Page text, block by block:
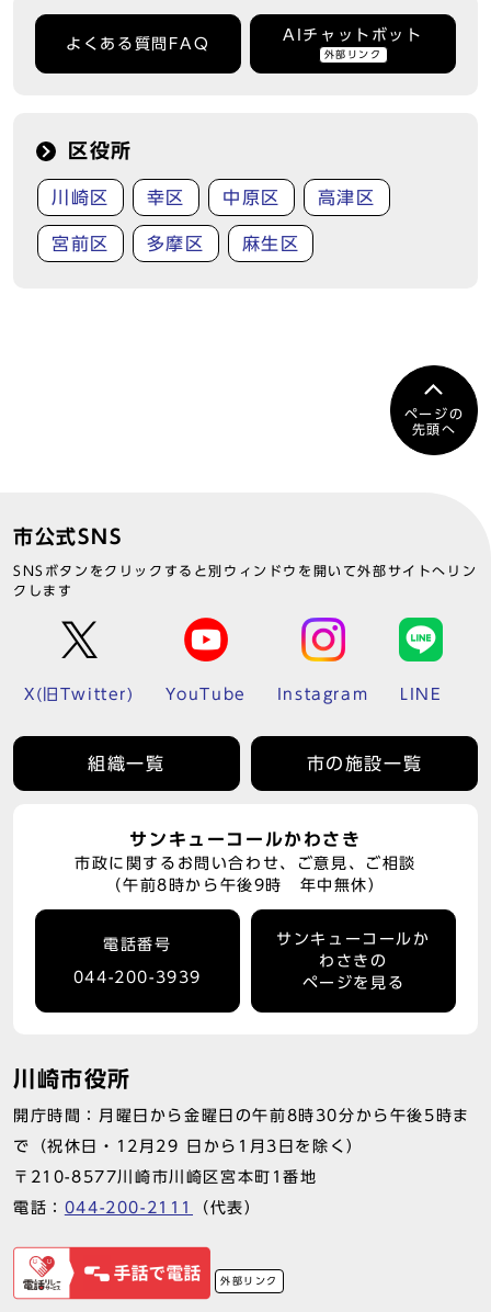
よくある質問FAQ
AIチャットボット
外部リンク
区役所
川崎区 幸区 中原区 高津区
宮前区 多摩区 麻生区
ページの
先頭へ
市公式SNS
SNSボタンをクリックすると別ウィンドウを開いて外部サイトへリン
クします
X(旧Twitter) YouTube Instagram LINE
組織一覧 市の施設一覧
サンキューコールかわさき
市政に関するお問い合わせ、ご意見、ご相談
（午前8時から午後9時 年中無休）
電話番号
044-200-3939
サンキューコールか
わさきの
ページを見る
川崎市役所
開庁時間：月曜日から金曜日の午前8時30分から午後5時ま
で（祝休日・12月29 日から1月3日を除く）
〒210-8577川崎市川崎区宮本町1番地
電話： 044-200-2111 （代表）
外部リンク